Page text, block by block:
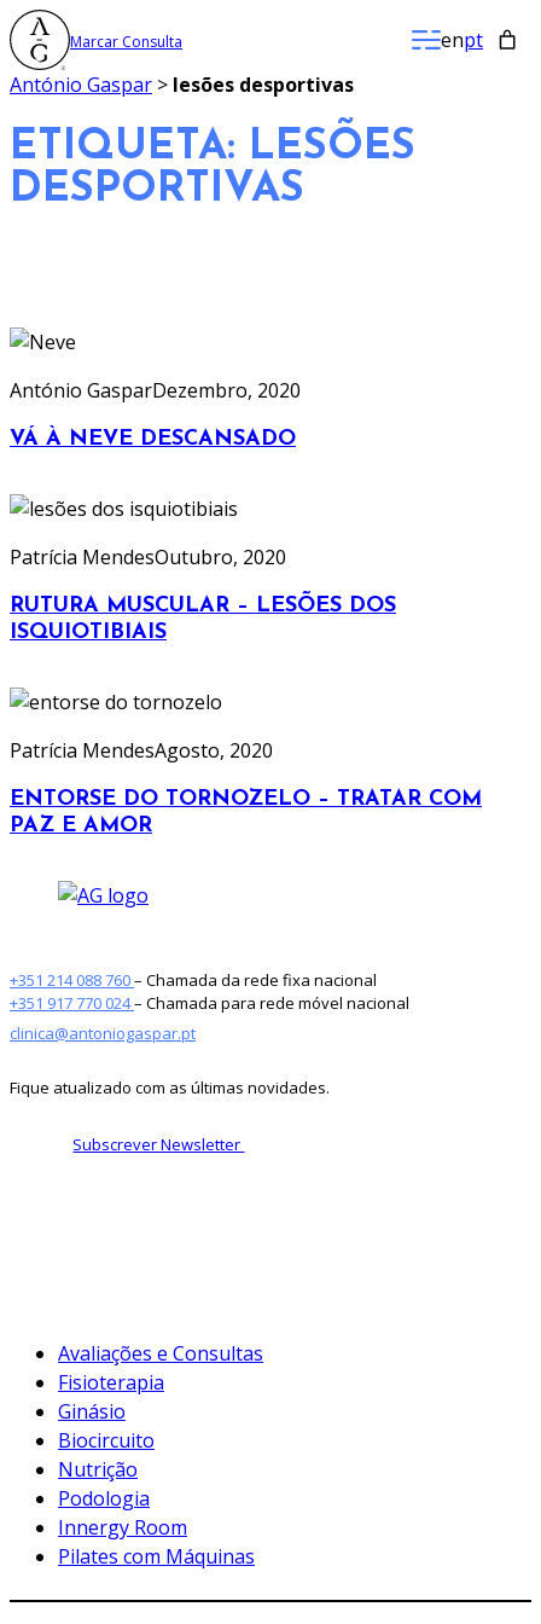
Saltar
para
o
Marcar Consulta enpt
António Gaspar > lesões desportivas
ETIQUETA: LESÕES
DESPORTIVAS
António GasparDezembro, 2020
VÁ À NEVE DESCANSADO
Patrícia MendesOutubro, 2020
RUTURA MUSCULAR – LESÕES DOS
ISQUIOTIBIAIS
Patrícia MendesAgosto, 2020
ENTORSE DO TORNOZELO – TRATAR COM
PAZ E AMOR
+351 214 088 760– Chamada da rede fixa nacional
+351 917 770 024– Chamada para rede móvel nacional
clinica@antoniogaspar.pt
Fique atualizado com as últimas novidades.
Subscrever Newsletter
Avaliações e Consultas
Fisioterapia
Ginásio
Biocircuito
Nutrição
Podologia
Innergy Room
Pilates com Máquinas